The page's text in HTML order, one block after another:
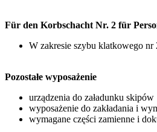
Für den Korbschacht Nr. 2 für
W zakresie szybu klatkowego nr
Pozostałe wyposażenie
urządzenia do załadunku skipów
wyposażenie do zakładania i
wymagane części zamienne i